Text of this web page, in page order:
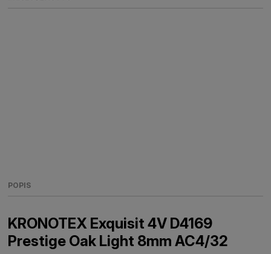
POPIS
KRONOTEX Exquisit 4V D4169
Prestige Oak Light 8mm AC4/32